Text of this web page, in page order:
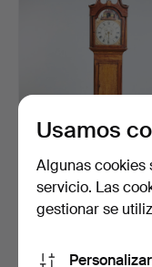
PISO, siglo XVIII,
Tullerup, Dinama…
Usamos
Algunas cookies
servicio. Las
gestionar se